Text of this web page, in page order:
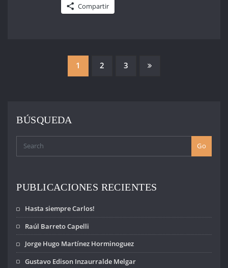
Compartir
PAGINACIÓN
ENTRADAS
1 2 3
BÚSQUEDA
Go
PUBLICACIONES RECIENTES
Hasta siempre Carlos!
Raúl Barreto Capelli
Jorge Hugo Martínez Horminoguez
Gustavo Edison Inzaurralde Melgar